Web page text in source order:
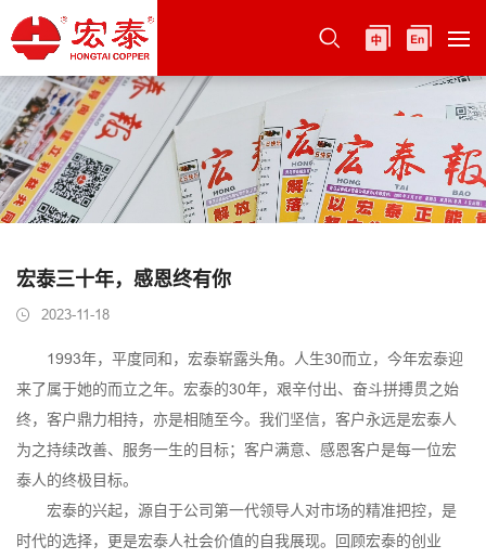
宏泰三十年，感恩终有你
2023-11-18
1993年，平度同和，宏泰崭露头角。人生30而立，今年宏泰迎
来了属于她的而立之年。宏泰的30年，艰辛付出、奋斗拼搏贯之始
终，客户鼎力相持，亦是相随至今。我们坚信，客户永远是宏泰人
为之持续改善、服务一生的目标；客户满意、感恩客户是每一位宏
泰人的终极目标。
宏泰的兴起，源自于公司第一代领导人对市场的精准把控，是
时代的选择，更是宏泰人社会价值的自我展现。回顾宏泰的创业